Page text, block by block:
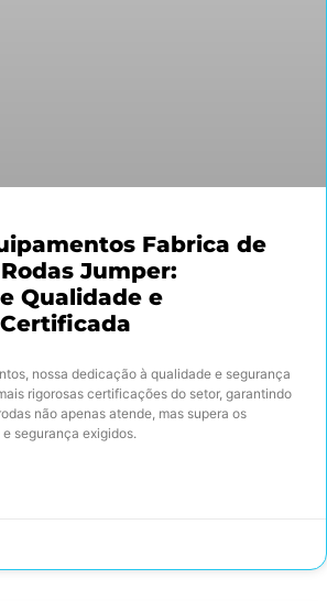
Fabrica de
Jumper:
Qualidade e
nossa dedicação à qualidade e segurança
rigorosas certificações do setor, garantindo
não apenas atende, mas supera os
segurança exigidos.